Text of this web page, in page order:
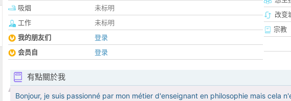
吸烟
未标明
工作
未标明
我的朋友们
登录
会员自
登录
改变
宗教
有點關於我
Bonjour, je suis passionné par mon métier d'enseignant en philosophie mais cela